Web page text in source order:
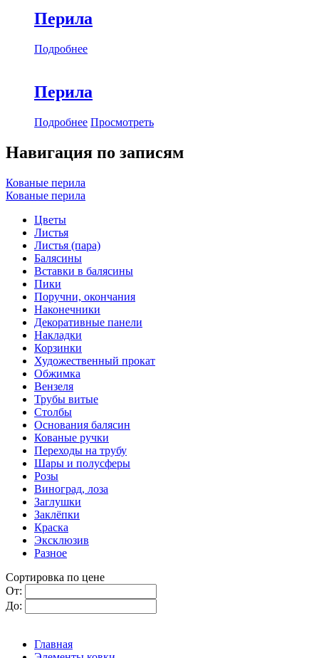
Перила
Подробнее
Перила
Подробнее Просмотреть
Навигация по записям
Кованые перила
Кованые перила
Цветы
Листья
Листья (пара)
Балясины
Вставки в балясины
Пики
Поручни, окончания
Наконечники
Декоративные панели
Накладки
Корзинки
Художественный прокат
Обжимка
Вензеля
Трубы витые
Столбы
Основания балясин
Кованые ручки
Переходы на трубу
Шары и полусферы
Розы
Виноград, лоза
Заглушки
Заклёпки
Краска
Эксклюзив
Разное
Сортировка по цене
От:
До:
Главная